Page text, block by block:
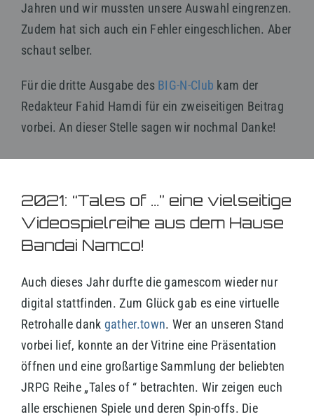
Jahren und wir mussten unsere Auswahl eingrenzen.
Zudem hat sich auch ein Fehler eingeschlichen. Aber
schaut selber.
Für die dritte Ausgabe des BIG-N-Club kam der
Redakteur Fahid Hamdi für ein zweiseitigen Beitrag
vorbei. An dieser Stelle sagen wir nochmal Danke!
2021: “Tales of …” eine vielseitige
Videospielreihe aus dem Hause
Bandai Namco!
Auch dieses Jahr durfte die gamescom wieder nur
digital stattfinden. Zum Glück gab es eine virtuelle
Retrohalle dank gather.town. Wer an unseren Stand
vorbei lief, konnte an der Vitrine eine Präsentation
öffnen und eine großartige Sammlung der beliebten
JRPG Reihe „Tales of “ betrachten. Wir zeigen euch
alle erschienen Spiele und deren Spin-offs. Die